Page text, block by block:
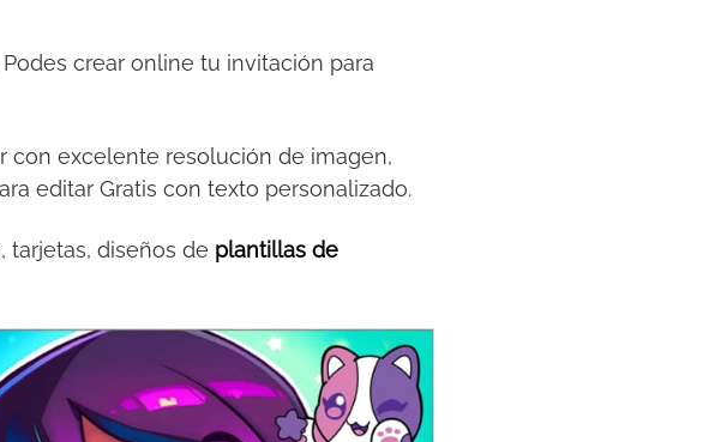
crear online tu invitación para
con excelente resolución de imagen,
editar Gratis con texto personalizado.
tarjetas, diseños de plantillas de